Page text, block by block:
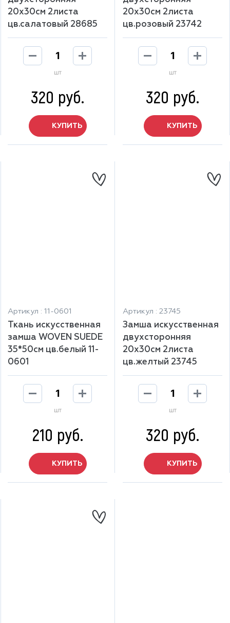
20х30см 2листа
цв.салатовый 28685
шт
320 руб.
КУПИТЬ
20х30см 2листа
цв.розовый 23742
шт
320 руб.
КУПИТЬ
Артикул : 11-0601
Ткань искусственная
замша WOVEN SUEDE
35*50см цв.белый 11-
0601
шт
210 руб.
КУПИТЬ
Артикул : 23745
Замша искусственная
двухсторонняя
20х30см 2листа
цв.желтый 23745
шт
320 руб.
КУПИТЬ